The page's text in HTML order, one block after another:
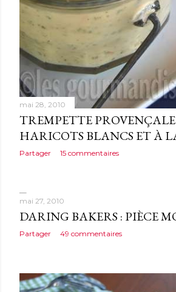
mai 28, 2010
TREMPETTE
HARICOTS BLANCS ET À
Partager 15 commentaires
mai 27, 2010
DARING BAKERS : PIÈCE
Partager 49 commentaires